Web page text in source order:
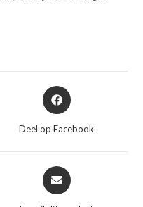
Opent
in
nieuw
Deel op Facebook
Opent
in